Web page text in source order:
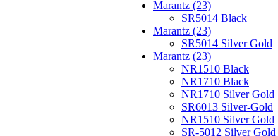
Marantz (23)
SR5014 Black
Marantz (23)
SR5014 Silver Gold
Marantz (23)
NR1510 Black
NR1710 Black
NR1710 Silver Gold
SR6013 Silver-Gold
NR1510 Silver Gold
SR-5012 Silver Gold